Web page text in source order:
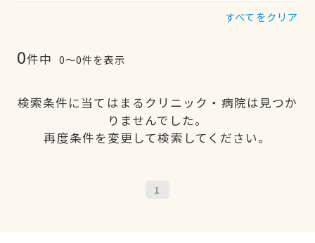
すべてをクリア
0件中 0〜0件を表示
検索条件に当てはまるクリニック・病院は見つか
りませんでした。
再度条件を変更して検索してください。
1